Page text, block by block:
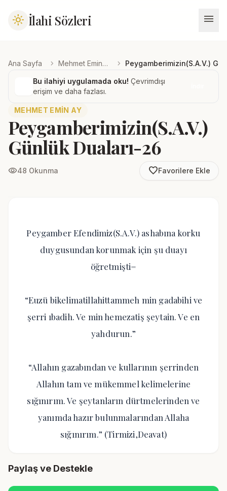
light_mode İlahi Sözleri menu
Ana Sayfa chevron_right Mehmet Emin Ay chevron_right Peygamberimizin(S.A.V.)
Bu ilahiyi uygulamada oku! Çevrimdışı
erişim ve daha fazlası.
MEHMET EMIN AY
Peygamberimizin(S.A.V.)
Günlük Duaları-26
visibility48 Okunma favorite_borderFavorilere Ekle
Peygamber Efendimiz(S.A.V.) ashabına korku
duygusundan korunmak için şu duayı
öğretmişti=
“Euzü bikelimatillahittammeh min gadabihi ve
şerri ıbadih. Ve min hemezatiş şeytain. Ve en
yahdurun.”
“Allahın gazabından ve kullarının şerrinden
Allahın tam ve mükemmel kelimelerine
sığınırım. Ve şeytanların dürtmelerinden ve
yanımda hazır bulunmalarından Allaha
sığınırım.” (Tirmizi,Deavat)
Paylaş ve Destekle